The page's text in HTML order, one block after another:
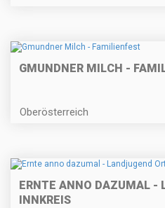
GMUNDNER MILCH -
Oberösterreich
ERNTE ANNO DAZUMAL -
INNKREIS